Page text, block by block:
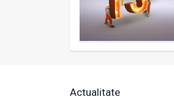
Actualitate